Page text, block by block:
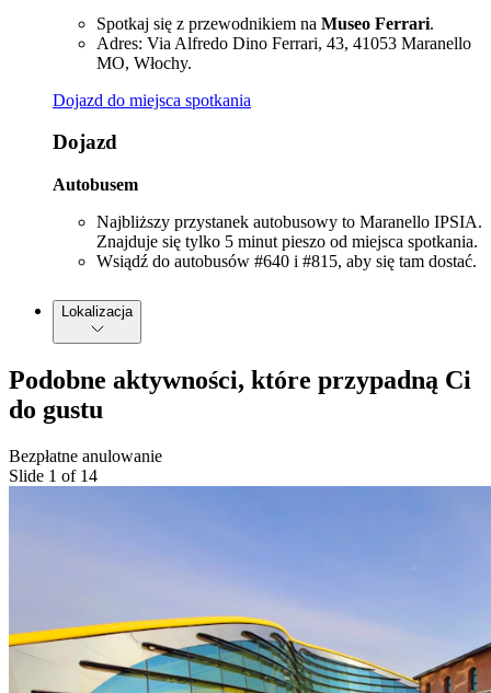
Spotkaj się z przewodnikiem na Museo Ferrari.
Adres: Via Alfredo Dino Ferrari, 43, 41053 Maranello
MO, Włochy.
Dojazd do miejsca spotkania
Dojazd
Autobusem
Najbliższy przystanek autobusowy to Maranello IPSIA.
Znajduje się tylko 5 minut pieszo od miejsca spotkania.
Wsiądź do autobusów #640 i #815, aby się tam dostać.
Lokalizacja
Podobne aktywności, które przypadną Ci
do gustu
Bezpłatne anulowanie
Slide 1 of 14